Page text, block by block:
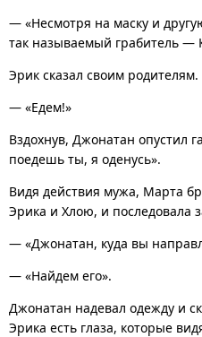
— «Несмотря на маску и
так называемый грабитель —
Эрик сказал своим родителям.
— «Едем!»
Вздохнув, Джонатан опустил
поедешь ты, я оденусь».
Видя действия мужа, Марта
Эрика и Хлою, и последовала
— «Джонатан, куда вы
— «Найдем его».
Джонатан надевал одежду и
Эрика есть глаза, которые